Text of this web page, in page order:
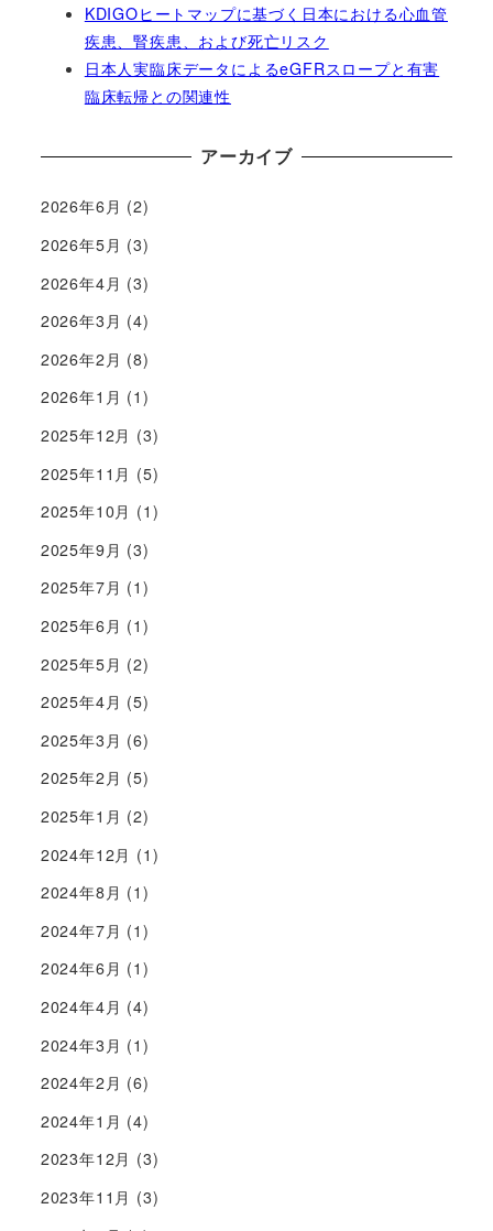
KDIGOヒートマップに基づく日本における心血管
疾患、腎疾患、および死亡リスク
日本人実臨床データによるeGFRスロープと有害
臨床転帰との関連性
アーカイブ
2026年6月 (2)
2026年5月 (3)
2026年4月 (3)
2026年3月 (4)
2026年2月 (8)
2026年1月 (1)
2025年12月 (3)
2025年11月 (5)
2025年10月 (1)
2025年9月 (3)
2025年7月 (1)
2025年6月 (1)
2025年5月 (2)
2025年4月 (5)
2025年3月 (6)
2025年2月 (5)
2025年1月 (2)
2024年12月 (1)
2024年8月 (1)
2024年7月 (1)
2024年6月 (1)
2024年4月 (4)
2024年3月 (1)
2024年2月 (6)
2024年1月 (4)
2023年12月 (3)
2023年11月 (3)